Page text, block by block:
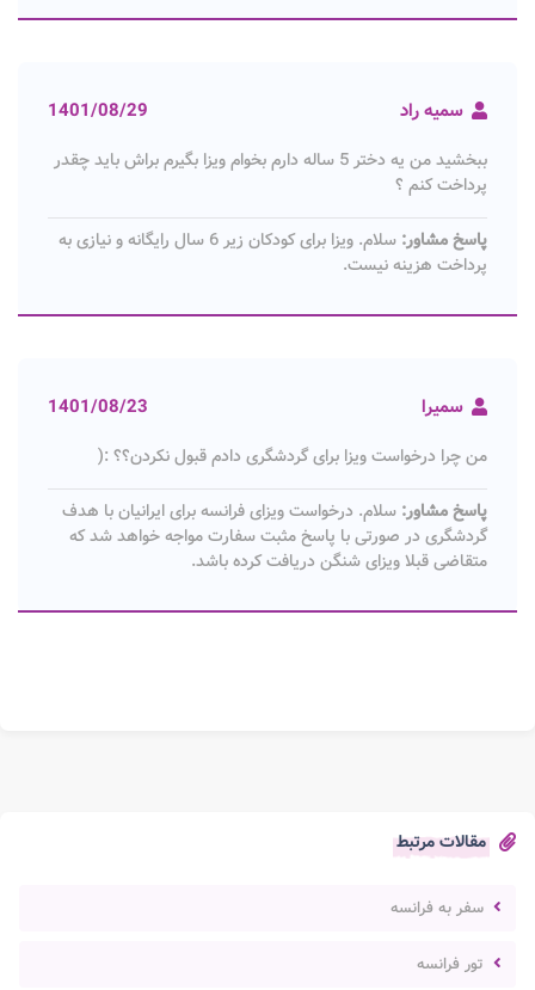
مقالات مرتبط
سفر به فرانسه
تور فرانسه
سمیه راد 1401/08/29
ببخشید من یه دختر 5 ساله دارم بخوام ویزا بگیرم براش باید چقدر
پرداخت کنم ؟
پاسخ مشاور:
سلام. ویزا برای کودکان زیر 6 سال رایگانه و نیازی به
پرداخت هزینه نیست.
سمیرا 1401/08/23
من چرا درخواست ویزا برای گردشگری دادم قبول نکردن؟؟ :(
پاسخ مشاور: سلام. درخواست ویزای فرانسه برای ایرانیان با هدف
گردشگری در صورتی با پاسخ مثبت سفارت مواجه خواهد شد که
متقاضی قبلا ویزای شنگن دریافت کرده باشد.